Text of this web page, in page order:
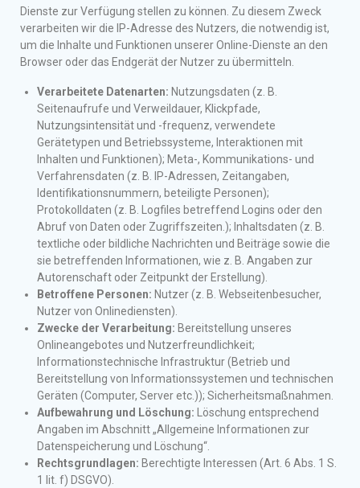
Dienste zur Verfügung stellen zu können. Zu diesem Zweck
verarbeiten wir die IP-Adresse des Nutzers, die notwendig ist,
um die Inhalte und Funktionen unserer Online-Dienste an den
Browser oder das Endgerät der Nutzer zu übermitteln.
Verarbeitete Datenarten: Nutzungsdaten (z. B.
Seitenaufrufe und Verweildauer, Klickpfade,
Nutzungsintensität und -frequenz, verwendete
Gerätetypen und Betriebssysteme, Interaktionen mit
Inhalten und Funktionen); Meta-, Kommunikations- und
Verfahrensdaten (z. B. IP-Adressen, Zeitangaben,
Identifikationsnummern, beteiligte Personen);
Protokolldaten (z. B. Logfiles betreffend Logins oder den
Abruf von Daten oder Zugriffszeiten.); Inhaltsdaten (z. B.
textliche oder bildliche Nachrichten und Beiträge sowie die
sie betreffenden Informationen, wie z. B. Angaben zur
Autorenschaft oder Zeitpunkt der Erstellung).
Betroffene Personen: Nutzer (z. B. Webseitenbesucher,
Nutzer von Onlinediensten).
Zwecke der Verarbeitung: Bereitstellung unseres
Onlineangebotes und Nutzerfreundlichkeit;
Informationstechnische Infrastruktur (Betrieb und
Bereitstellung von Informationssystemen und technischen
Geräten (Computer, Server etc.)); Sicherheitsmaßnahmen.
Aufbewahrung und Löschung: Löschung entsprechend
Angaben im Abschnitt „Allgemeine Informationen zur
Datenspeicherung und Löschung“.
Rechtsgrundlagen: Berechtigte Interessen (Art. 6 Abs. 1 S.
1 lit. f) DSGVO).